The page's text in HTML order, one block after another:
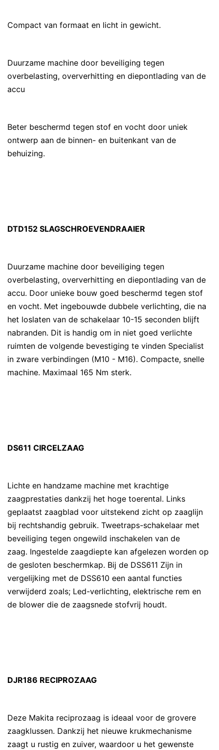
Compact van formaat en licht in gewicht.
Duurzame machine door beveiliging tegen
overbelasting, oververhitting en diepontlading van de
accu
Beter beschermd tegen stof en vocht door uniek
ontwerp aan de binnen- en buitenkant van de
behuizing.
DTD152 SLAGSCHROEVENDRAAIER
Duurzame machine door beveiliging tegen
overbelasting, oververhitting en diepontlading van de
accu. Door unieke bouw goed beschermd tegen stof
en vocht. Met ingebouwde dubbele verlichting, die na
het loslaten van de schakelaar 10-15 seconden blijft
nabranden. Dit is handig om in niet goed verlichte
ruimten de volgende bevestiging te vinden Specialist
in zware verbindingen (M10 - M16). Compacte, snelle
machine. Maximaal 165 Nm sterk.
DS611 CIRCELZAAG
Lichte en handzame machine met krachtige
zaagprestaties dankzij het hoge toerental. Links
geplaatst zaagblad voor uitstekend zicht op zaaglijn
bij rechtshandig gebruik. Tweetraps-schakelaar met
beveiliging tegen ongewild inschakelen van de
zaag. Ingestelde zaagdiepte kan afgelezen worden op
de gesloten beschermkap. Bij de DSS611 Zijn in
vergelijking met de DSS610 een aantal functies
verwijderd zoals; Led-verlichting, elektrische rem en
de blower die de zaagsnede stofvrij houdt.
DJR186 RECIPROZAAG
Deze Makita reciprozaag is ideaal voor de grovere
zaagklussen. Dankzij het nieuwe krukmechanisme
zaagt u rustig en zuiver, waardoor u het gewenste